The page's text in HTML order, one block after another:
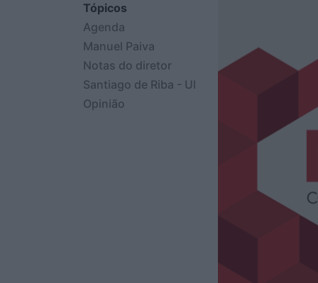
Tópicos
Agenda
Manuel Paiva
Notas do diretor
Santiago de Riba - Ul
Opinião